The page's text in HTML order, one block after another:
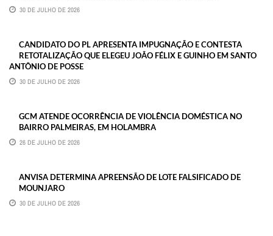
30 DE JULHO DE 2026
CANDIDATO DO PL APRESENTA IMPUGNAÇÃO E CONTESTA
RETOTALIZAÇÃO QUE ELEGEU JOÃO FÉLIX E GUINHO EM SANTO
ANTÔNIO DE POSSE
30 DE JULHO DE 2026
GCM ATENDE OCORRÊNCIA DE VIOLÊNCIA DOMÉSTICA NO
BAIRRO PALMEIRAS, EM HOLAMBRA
26 DE JULHO DE 2026
ANVISA DETERMINA APREENSÃO DE LOTE FALSIFICADO DE
MOUNJARO
30 DE JULHO DE 2026